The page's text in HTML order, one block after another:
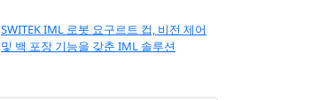
SWITEK IML 로봇 요구르트 컵, 비전 제어
및 백 포장 기능을 갖춘 IML 솔루션